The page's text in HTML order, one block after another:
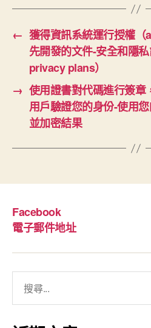
← 獲得資訊系統運行授權
先開發的文件-安全和隱
privacy plans）
→ 使用證書對代碼進行簽章
用戶驗證您的身份-使用
並加密結果
Facebook
電子郵件地址
關